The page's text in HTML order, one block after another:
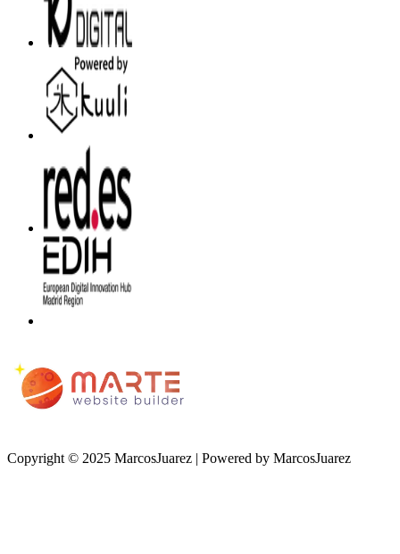
Copyright © 2025 MarcosJuarez | Powered by MarcosJuarez